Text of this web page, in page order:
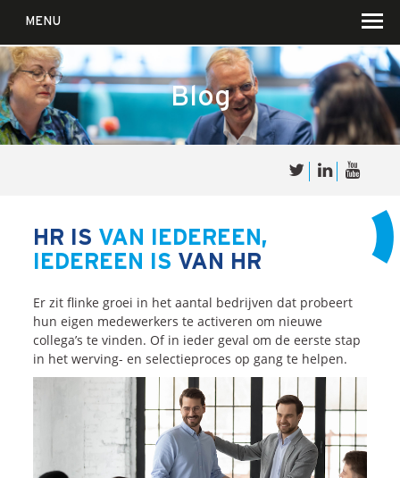
MENU
Waar wij in geloven …
Voor wie?
Iets over joúw SalesCultuur
De partners
Onze dienstverlening
Commerciële diagnoses
Blog
HR IS VAN IEDEREEN,
IEDEREEN IS VAN HR
Er zit flinke groei in het aantal bedrijven dat probeert
hun eigen medewerkers te activeren om nieuwe
collega’s te vinden. Of in ieder geval om de eerste stap
in het werving- en selectieproces op gang te helpen.